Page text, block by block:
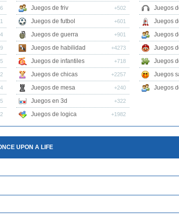
Juegos de friv
+502
Juegos de futbol +601
Juegos de guerra +901
Juegos de habilidad +4273
Juegos de infantiles +718
Juegos de chicas +2257
Juegos de mesa +240
Juegos en 3d +322
Juegos de logica +1982
Juegos
Juegos
Juegos
Juegos
Juegos
Juegos
Juegos
UPON A LIFE